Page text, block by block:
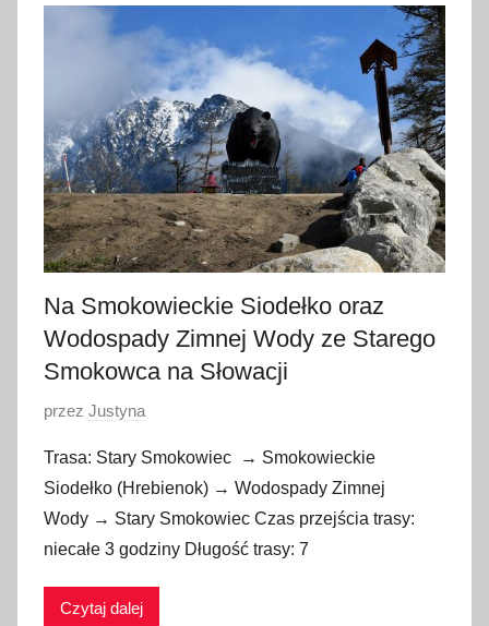
l
2
0
1
7
Na Smokowieckie Siodełko oraz
Wodospady Zimnej Wody ze Starego
Smokowca na Słowacji
O
u
b
l
i
przez Justyna
Trasa: Stary Smokowiec → Smokowieckie
Siodełko (Hrebienok) → Wodospady Zimnej
Wody → Stary Smokowiec Czas przejścia trasy:
niecałe 3 godziny Długość trasy: 7
Czytaj dalej